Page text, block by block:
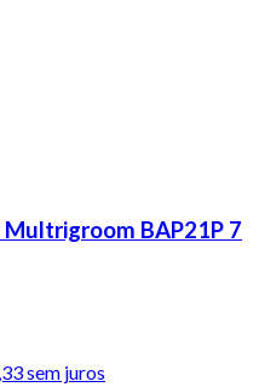
BAP21P 7
sem juros